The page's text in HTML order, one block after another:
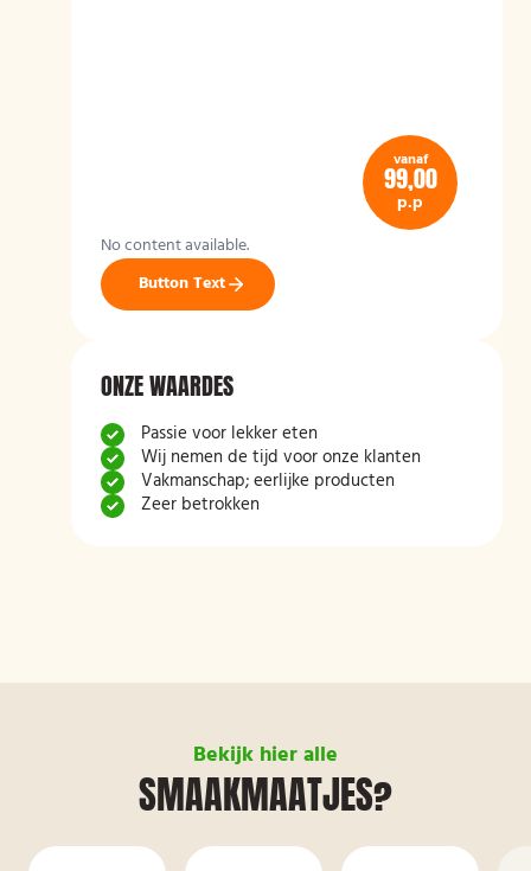
vanaf
99,00
p.p
No content available.
Button Text
ONZE WAARDES
Passie voor lekker eten
Wij nemen de tijd voor onze klanten
Vakmanschap; eerlijke producten
Zeer betrokken
Bekijk hier alle
SMAAKMAATJES?